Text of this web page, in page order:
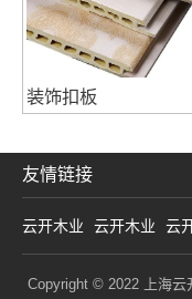
装饰扣板
友情链接
云开木业 云开木业 云
Copyright © 2022 上海云